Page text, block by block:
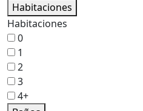
Habitaciones
Habitaciones
0
1
2
3
4+